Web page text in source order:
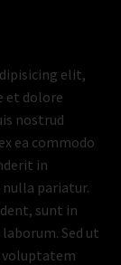
elit,
et dolore
nostrud
ea commodo
in
pariatur.
sunt in
Sed ut
voluptatem